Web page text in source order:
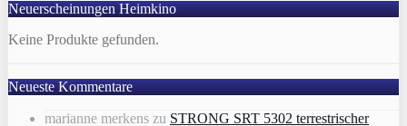
Neuerscheinungen Heimkino
Keine Produkte gefunden.
Neueste Kommentare
marianne merkens zu STRONG SRT 5302 terrestrischer